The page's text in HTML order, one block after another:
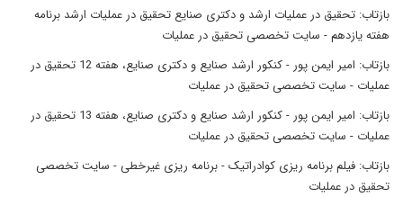
بازتاب: تحقیق در عملیات ارشد و دکتری صنایع تحقیق در عملیات ارشد برنامه
هفته یازدهم - سایت تخصصی تحقیق در عملیات
بازتاب:
امیر ایمن پور - کنکور ارشد صنایع و دکتری صنایع، هفته 12 تحقیق در
عملیات - سایت تخصصی تحقیق در عملیات
بازتاب:
امیر ایمن پور - کنکور ارشد صنایع و دکتری صنایع، هفته 13 تحقیق در
عملیات - سایت تخصصی تحقیق در عملیات
بازتاب: فیلم برنامه ریزی کوادراتیک - برنامه ریزی غیرخطی - سایت تخصصی
تحقیق در عملیات